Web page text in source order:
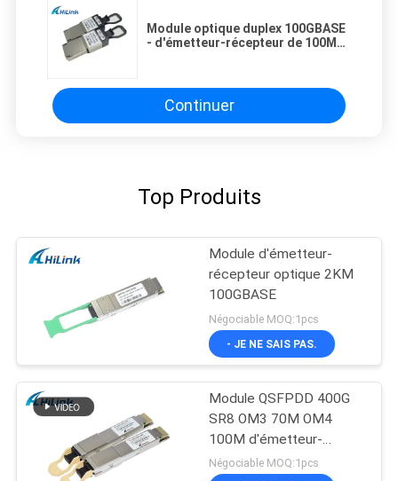
Module optique duplex 100GBASE
- d'émetteur-récepteur de 100M
Continuer
Top Produits
Module d'émetteur-
récepteur optique 2KM
100GBASE
Négociable MOQ:1pcs
- JE NE SAIS PAS.
Module QSFPDD 400G
SR8 OM3 70M OM4
100M d'émetteur-
récepteur de MMF SFP
Négociable MOQ:1pcs